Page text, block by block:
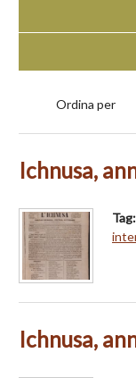
Ordina per
Ichnusa,
Tag:
Ichnusa,